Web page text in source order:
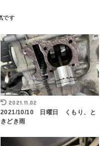
2021.11.02
2021/10/10 日曜日 くもり、と
きどき雨